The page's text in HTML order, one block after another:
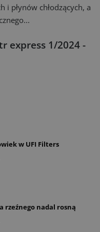
płynów chłodzących, a
express 1/2024 -
w UFI Filters
rzeźnego nadal rosną